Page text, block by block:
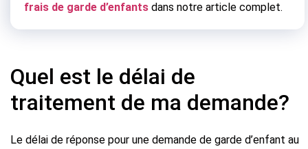
frais de garde d’enfants dans notre article complet.
Quel est le délai de
traitement de ma demande?
Le délai de réponse pour une demande de garde d’enfant au